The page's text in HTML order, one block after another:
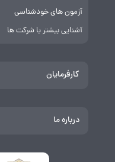
آزمون های خودشناسی
آشنایی بیشتر با شرکت ها
کارفرمایان
درباره ما